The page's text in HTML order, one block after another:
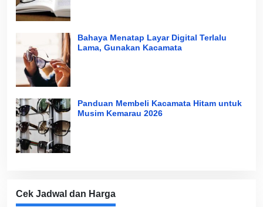
Bahaya Menatap Layar Digital Terlalu
Lama, Gunakan Kacamata
Panduan Membeli Kacamata Hitam untuk
Musim Kemarau 2026
Cek Jadwal dan Harga